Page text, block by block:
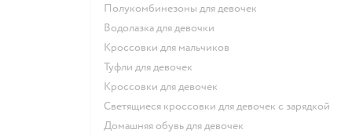
Полукомбинезоны для девочек
Водолазка для девочки
Кроссовки для мальчиков
Туфли для девочек
Кроссовки для девочек
Светящиеся кроссовки для девочек с зарядкой
Домашняя обувь для девочек